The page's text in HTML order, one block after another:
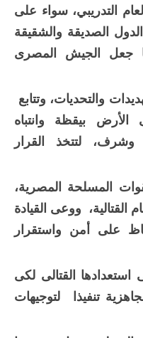
التدريبي، سواء على
الصديقة والشقيقة
جعل الجيش المصرى
والتحديات، وتتابع
بيقظة وانتباه
لتتخذ القرار
المسلحة المصرية،
القتالية، ووعى القيادة
على أمن واستقرار
القتالى لكى
تنفيذا لتوجيهات